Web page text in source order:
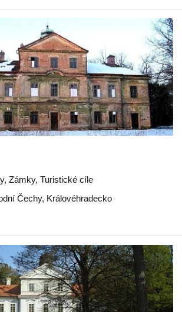
Zámky, Turistické cíle
Čechy, Královéhradecko